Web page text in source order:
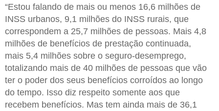
“Estou falando de mais ou menos 16,6 milhões de
INSS urbanos, 9,1 milhões do INSS rurais, que
correspondem a 25,7 milhões de pessoas. Mais 4,8
milhões de benefícios de prestação continuada,
mais 5,4 milhões sobre o seguro-desemprego,
totalizando mais de 40 milhões de pessoas que vão
ter o poder dos seus benefícios corroídos ao longo
do tempo. Isso diz respeito somente aos que
recebem benefícios. Mas tem ainda mais de 36,1